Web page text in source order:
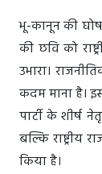
भू-कानून की
की छवि को
उभारा।
कदम माना है।
पार्टी के शीर्ष
बल्कि राष्ट्रीय
किया है।